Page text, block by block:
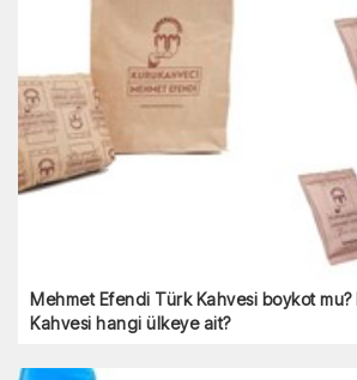
Arby's boykot mu? Arby's'in sahibi